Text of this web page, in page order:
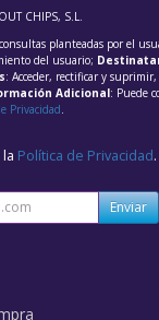
CHIPS, S.L.
planteadas por el
del usuario;
: Acceder, rectificar y
Adicional: Puede
Privacidad
Política de Privacidad.
Enviar